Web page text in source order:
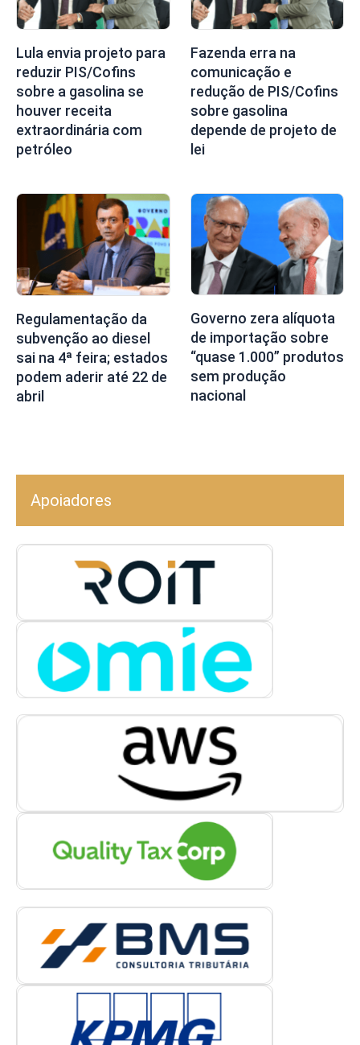
Lula envia projeto para
reduzir PIS/Cofins
sobre a gasolina se
houver receita
extraordinária com
petróleo
Fazenda erra na
comunicação e
redução de PIS/Cofins
sobre gasolina
depende de projeto de
lei
Regulamentação da
subvenção ao diesel
sai na 4ª feira; estados
podem aderir até 22 de
abril
Governo zera alíquota
de importação sobre
“quase 1.000” produtos
sem produção
nacional
Apoiadores